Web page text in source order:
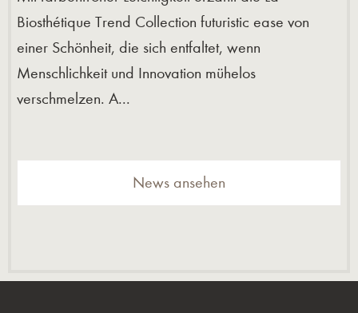
Biosthétique Trend Collection futuristic ease von
einer Schönheit, die sich entfaltet, wenn
Menschlichkeit und Innovation mühelos
verschmelzen. A...
News ansehen